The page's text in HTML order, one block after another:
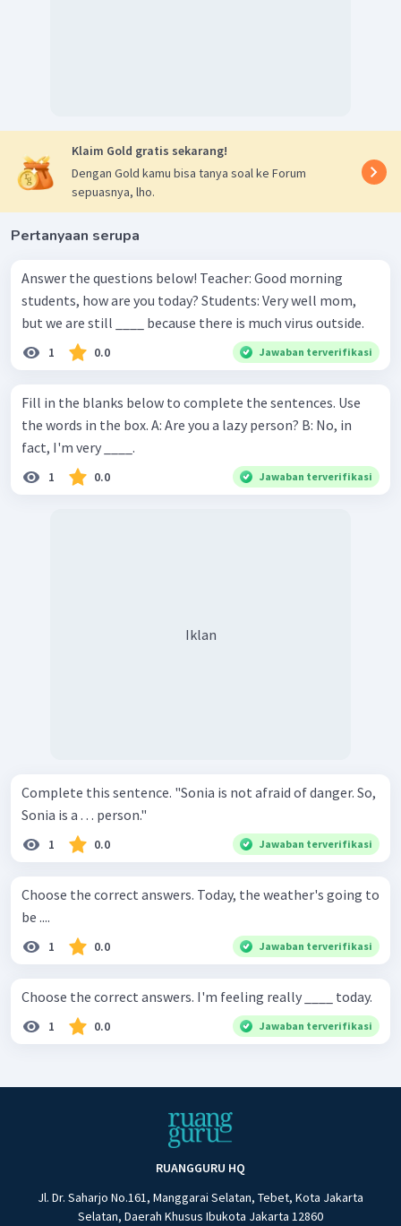
Klaim Gold gratis sekarang!
Dengan Gold kamu bisa tanya soal ke Forum
sepuasnya, lho.
Pertanyaan serupa
Answer the questions below! Teacher: Good morning
students, how are you today? Students: Very well mom,
but we are still ____ because there is much virus outside.
1 0.0 Jawaban terverifikasi
Fill in the blanks below to complete the sentences. Use
the words in the box. A: Are you a lazy person? B: No, in
fact, I'm very ____.
1 0.0 Jawaban terverifikasi
Iklan
Complete this sentence. "Sonia is not afraid of danger. So,
Sonia is a . . . person."
1 0.0 Jawaban terverifikasi
Choose the correct answers. Today, the weather's going to
be ....
1 0.0 Jawaban terverifikasi
Choose the correct answers. I'm feeling really ____ today.
1 0.0 Jawaban terverifikasi
RUANGGURU HQ
Jl. Dr. Saharjo No.161, Manggarai Selatan, Tebet, Kota Jakarta
Selatan, Daerah Khusus Ibukota Jakarta 12860